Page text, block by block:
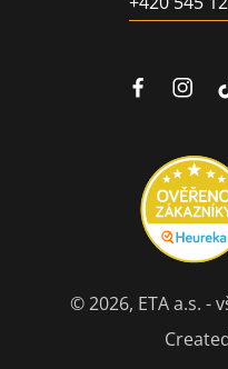
© 2026, ETA a.s. -